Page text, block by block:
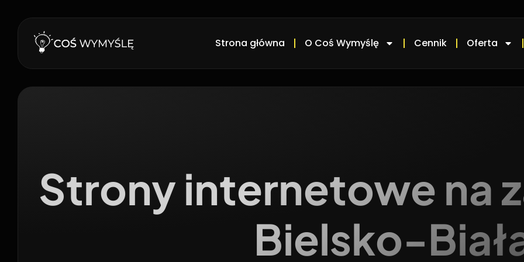
Strona główna O Coś Wymyślę Cennik Oferta
Strony internetowe na
Bielsko-